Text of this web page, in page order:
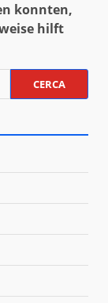
konnten,
hilft